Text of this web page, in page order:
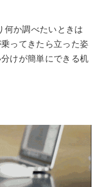
何か調べたいときは
ってきたら立った姿
けが簡単にできる机